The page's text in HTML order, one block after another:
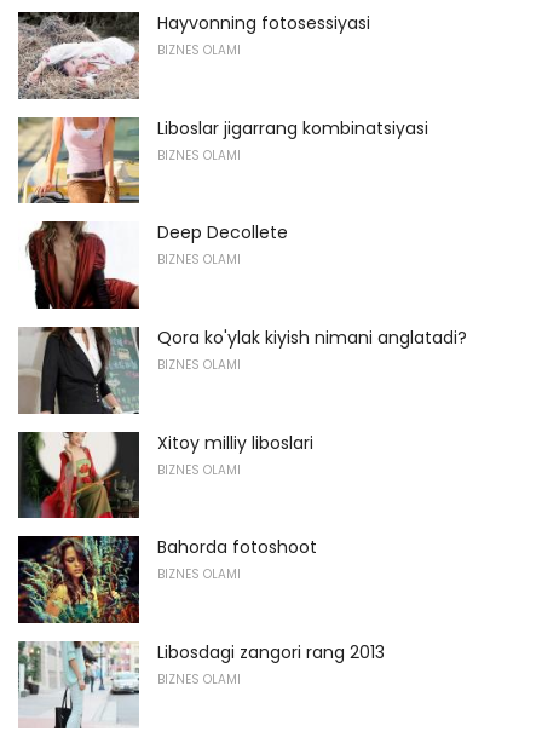
Hayvonning fotosessiyasi
BIZNES OLAMI
Liboslar jigarrang kombinatsiyasi
BIZNES OLAMI
Deep Decollete
BIZNES OLAMI
Qora ko'ylak kiyish nimani anglatadi?
BIZNES OLAMI
Xitoy milliy liboslari
BIZNES OLAMI
Bahorda fotoshoot
BIZNES OLAMI
Libosdagi zangori rang 2013
BIZNES OLAMI